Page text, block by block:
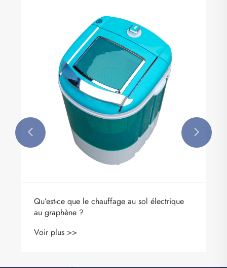
Qu’est-ce que le chauffage au sol électrique
au graphène ?
Voir plus >>
 